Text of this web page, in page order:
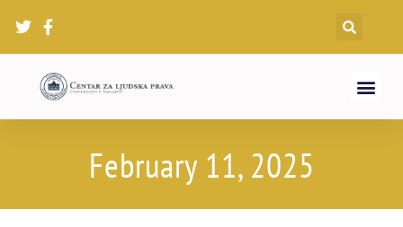
February 11, 2025